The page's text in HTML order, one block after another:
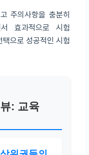
주의사항을 충분히
효과적으로 시험
으로 성공적인 시험
: 교육